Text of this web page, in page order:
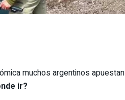
muchos argentinos apuestan
ir?